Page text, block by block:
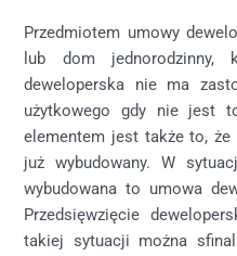
Przedmiotem umowy
lub dom jednorodzinny,
deweloperska nie ma
użytkowego gdy nie jest
elementem jest także to,
już wybudowany. W
wybudowana to umowa
Przedsięwzięcie
takiej sytuacji można